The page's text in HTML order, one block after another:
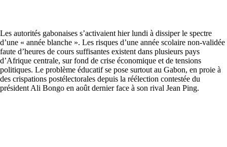
Les autorités gabonaises s’activaient hier lundi à dissiper le spectre
d’une « année blanche ». Les risques d’une année scolaire non-validée
faute d’heures de cours suffisantes existent dans plusieurs pays
d’Afrique centrale, sur fond de crise économique et de tensions
politiques. Le problème éducatif se pose surtout au Gabon, en proie à
des crispations postélectorales depuis la réélection contestée du
président Ali Bongo en août dernier face à son rival Jean Ping.